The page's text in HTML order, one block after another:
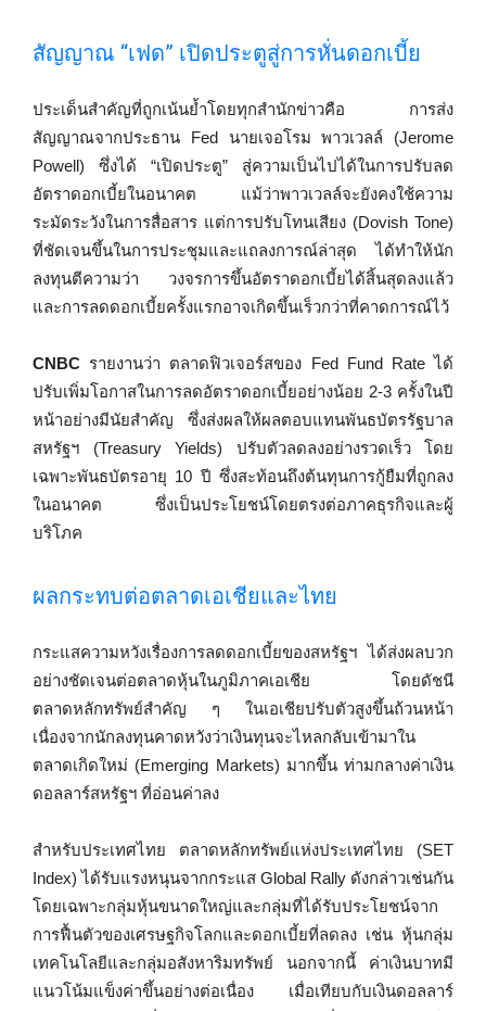
สัญญาณ “เฟด” เปิดประตูสู่การหั่นดอกเบี้ย
ประเด็นสำคัญที่ถูกเน้นย้ำโดยทุกสำนักข่าวคือ การส่ง
สัญญาณจากประธาน Fed นายเจอโรม พาวเวลล์ (Jerome
Powell) ซึ่งได้ “เปิดประตู” สู่ความเป็นไปได้ในการปรับลด
อัตราดอกเบี้ยในอนาคต แม้ว่าพาวเวลล์จะยังคงใช้ความ
ระมัดระวังในการสื่อสาร แต่การปรับโทนเสียง (Dovish Tone)
ที่ชัดเจนขึ้นในการประชุมและแถลงการณ์ล่าสุด ได้ทำให้นัก
ลงทุนตีความว่า วงจรการขึ้นอัตราดอกเบี้ยได้สิ้นสุดลงแล้ว
และการลดดอกเบี้ยครั้งแรกอาจเกิดขึ้นเร็วกว่าที่คาดการณ์ไว้
CNBC รายงานว่า ตลาดฟิวเจอร์สของ Fed Fund Rate ได้
ปรับเพิ่มโอกาสในการลดอัตราดอกเบี้ยอย่างน้อย 2-3 ครั้งในปี
หน้าอย่างมีนัยสำคัญ ซึ่งส่งผลให้ผลตอบแทนพันธบัตรรัฐบาล
สหรัฐฯ (Treasury Yields) ปรับตัวลดลงอย่างรวดเร็ว โดย
เฉพาะพันธบัตรอายุ 10 ปี ซึ่งสะท้อนถึงต้นทุนการกู้ยืมที่ถูกลง
ในอนาคต ซึ่งเป็นประโยชน์โดยตรงต่อภาคธุรกิจและผู้
บริโภค
ผลกระทบต่อตลาดเอเชียและไทย
กระแสความหวังเรื่องการลดดอกเบี้ยของสหรัฐฯ ได้ส่งผลบวก
อย่างชัดเจนต่อตลาดหุ้นในภูมิภาคเอเชีย โดยดัชนี
ตลาดหลักทรัพย์สำคัญ ๆ ในเอเชียปรับตัวสูงขึ้นถ้วนหน้า
เนื่องจากนักลงทุนคาดหวังว่าเงินทุนจะไหลกลับเข้ามาใน
ตลาดเกิดใหม่ (Emerging Markets) มากขึ้น ท่ามกลางค่าเงิน
ดอลลาร์สหรัฐฯ ที่อ่อนค่าลง
สำหรับประเทศไทย ตลาดหลักทรัพย์แห่งประเทศไทย (SET
Index) ได้รับแรงหนุนจากกระแส Global Rally ดังกล่าวเช่นกัน
โดยเฉพาะกลุ่มหุ้นขนาดใหญ่และกลุ่มที่ได้รับประโยชน์จาก
การฟื้นตัวของเศรษฐกิจโลกและดอกเบี้ยที่ลดลง เช่น หุ้นกลุ่ม
เทคโนโลยีและกลุ่มอสังหาริมทรัพย์ นอกจากนี้ ค่าเงินบาทมี
แนวโน้มแข็งค่าขึ้นอย่างต่อเนื่อง เมื่อเทียบกับเงินดอลลาร์